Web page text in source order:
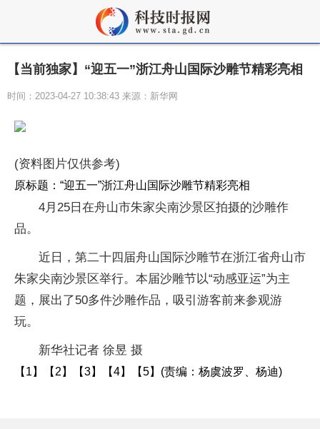
【当前独家】“迎五一”浙江舟山国际沙雕节精彩亮相
时间：2023-04-27 10:38:43 来源：新华网
(资料图片仅供参考)
原标题：“迎五一”浙江舟山国际沙雕节精彩亮相
4月25日在舟山市朱家尖南沙景区拍摄的沙雕作
品。
近日，第二十四届舟山国际沙雕节在浙江省舟山市
朱家尖南沙景区举行。本届沙雕节以“动感亚运”为主
题，展出了50多件沙雕作品，吸引游客前来参观游
玩。
新华社记者 徐昱 摄
【1】【2】【3】【4】【5】(责编：杨虞波罗、杨迪)